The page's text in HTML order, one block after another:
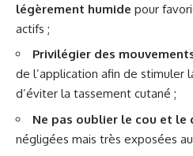
légèrement humide pour
actifs ;
Privilégier des
de l’application afin de stimuler
d’éviter la tassement cutané ;
Ne pas oublier le cou et le
négligées mais très exposées